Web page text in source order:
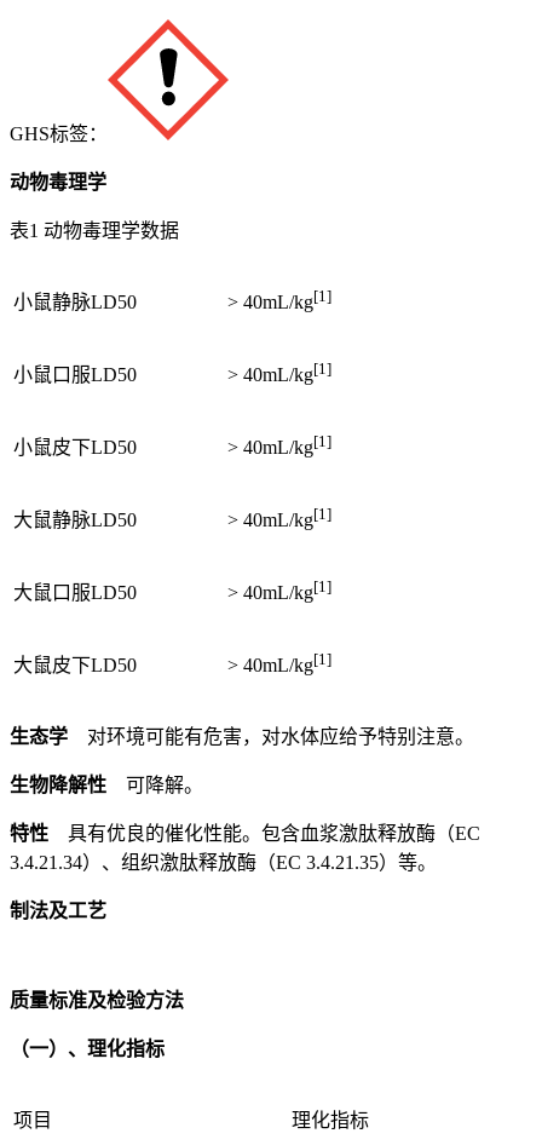
GHS标签：
动物毒理学
表1 动物毒理学数据
小鼠静脉LD50 > 40mL/kg[1]
小鼠口服LD50 > 40mL/kg[1]
小鼠皮下LD50 > 40mL/kg[1]
大鼠静脉LD50 > 40mL/kg[1]
大鼠口服LD50 > 40mL/kg[1]
大鼠皮下LD50 > 40mL/kg[1]
生态学 对环境可能有危害，对水体应给予特别注意。
生物降解性 可降解。
特性 具有优良的催化性能。包含血浆激肽释放酶（EC
3.4.21.34）、组织激肽释放酶（EC 3.4.21.35）等。
制法及工艺
质量标准及检验方法
（一）、理化指标
项目 理化指标